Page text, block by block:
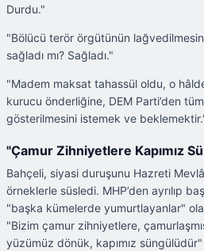
Durdu."
"Bölücü terör örgütünün lağvedilmesini
sağladı mı? Sağladı."
"Madem maksat tahassül oldu, o
kurucu önderliğine, DEM Parti’den
gösterilmesini istemek ve
"Çamur Zihniyetlere Kapımız
Bahçeli, siyasi duruşunu Hazreti
örneklerle süsledi. MHP’den ayrılıp
"başka kümelerde yumurtlayanlar"
"Bizim çamur zihniyetlere,
yüzümüz dönük, kapımız